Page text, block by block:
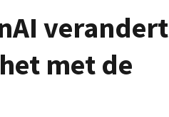
verandert
met de